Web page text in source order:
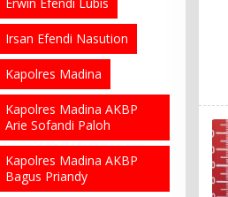
Irsan Efendi Nasution
Kapolres Madina
Kapolres Madina AKBP
Arie Sofandi Paloh
Kapolres Madina AKBP
Bagus Priandy